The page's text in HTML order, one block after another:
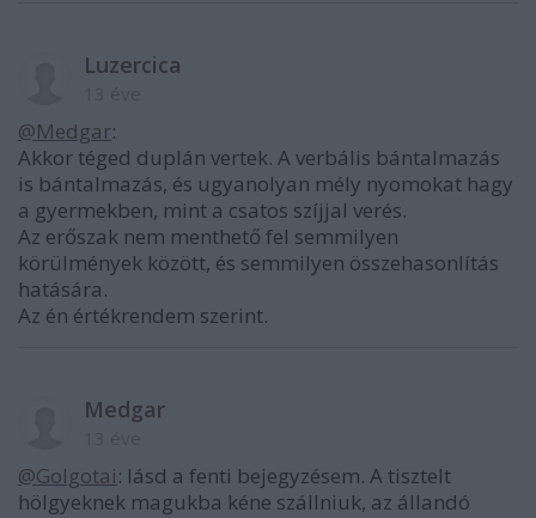
Luzercica
@Medgar:
Akkor téged duplán vertek. A verbális bántalmazás
is bántalmazás, és ugyanolyan mély nyomokat hagy
a gyermekben, mint a csatos szíjjal verés.
Az erőszak nem menthető fel semmilyen
körülmények között, és semmilyen összehasonlítás
hatására.
Az én értékrendem szerint.
Medgar
@Golgotai: lásd a fenti bejegyzésem. A tisztelt
hölgyeknek magukba kéne szállniuk, az állandó